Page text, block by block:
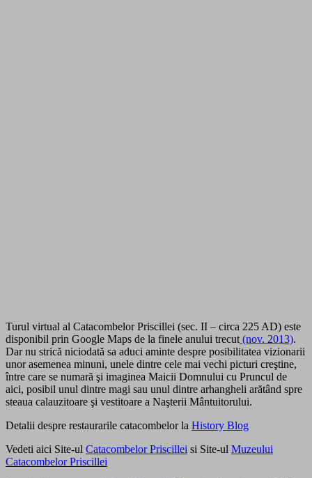
Turul virtual al Catacombelor Priscillei (sec. II – circa 225 AD) este
disponibil prin Google Maps de la finele anului trecut (nov. 2013).
Dar nu strică niciodată sa aduci aminte despre posibilitatea vizionarii
unor asemenea minuni, unele dintre cele mai vechi picturi creştine,
între care se numară şi imaginea Maicii Domnului cu Pruncul de
aici, posibil unul dintre magi sau unul dintre arhangheli arătând spre
steaua calauzitoare şi vestitoare a Naşterii Mântuitorului.
Detalii despre restaurarile catacombelor la History Blog
Vedeti aici Site-ul Catacombelor Priscillei si Site-ul Muzeului
Catacombelor Priscillei